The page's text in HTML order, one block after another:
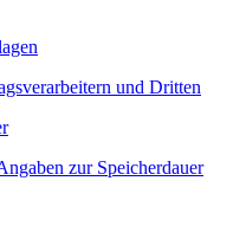
und Dritten
zur Speicherdauer